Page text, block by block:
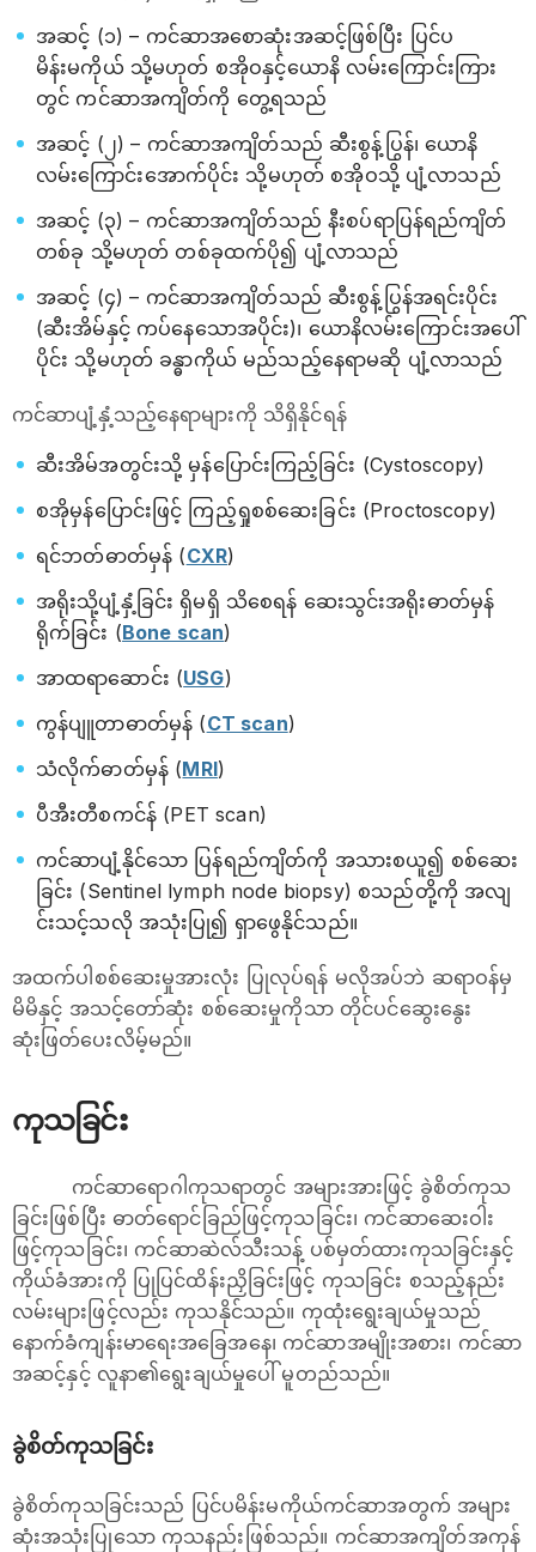
အဆင့် (၁) – ကင်ဆာအစောဆုံးအဆင့်ဖြစ်ပြီး ပြင်ပ
မိန်းမကိုယ် သို့မဟုတ် စအိုဝနှင့်ယောနိ လမ်းကြောင်းကြား
တွင် ကင်ဆာအကျိတ်ကို တွေ့ရသည်
အဆင့် (၂) – ကင်ဆာအကျိတ်သည် ဆီးစွန့်ပြွန်၊ ယောနိ
လမ်းကြောင်းအောက်ပိုင်း သို့မဟုတ် စအိုဝသို့ ပျံ့လာသည်
အဆင့် (၃) – ကင်ဆာအကျိတ်သည် နီးစပ်ရာပြန်ရည်ကျိတ်
တစ်ခု သို့မဟုတ် တစ်ခုထက်ပို၍ ပျံ့လာသည်
အဆင့် (၄) – ကင်ဆာအကျိတ်သည် ဆီးစွန့်ပြွန်အရင်းပိုင်း
(ဆီးအိမ်နှင့် ကပ်နေသောအပိုင်း)၊ ယောနိလမ်းကြောင်းအပေါ်
ပိုင်း သို့မဟုတ် ခန္ဓာကိုယ် မည်သည့်နေရာမဆို ပျံ့လာသည်
ကင်ဆာပျံ့နှံ့သည့်နေရာများကို သိရှိနိုင်ရန်
ဆီးအိမ်အတွင်းသို့ မှန်ပြောင်းကြည့်ခြင်း (Cystoscopy)
စအိုမှန်ပြောင်းဖြင့် ကြည့်ရှုစစ်ဆေးခြင်း (Proctoscopy)
ရင်ဘတ်ဓာတ်မှန် (CXR)
အရိုးသို့ပျံ့နှံ့ခြင်း ရှိမရှိ သိစေရန် ဆေးသွင်းအရိုးဓာတ်မှန်
ရိုက်ခြင်း (Bone scan)
အာထရာဆောင်း (USG)
ကွန်ပျူတာဓာတ်မှန် (CT scan)
သံလိုက်ဓာတ်မှန် (MRI)
ပီအီးတီစကင်န် (PET scan)
ကင်ဆာပျံ့နိုင်သော ပြန်ရည်ကျိတ်ကို အသားစယူ၍ စစ်ဆေး
ခြင်း (Sentinel lymph node biopsy) စသည်တို့ကို အလျ
င်းသင့်သလို အသုံးပြု၍ ရှာဖွေနိုင်သည်။
အထက်ပါစစ်ဆေးမှုအားလုံး ပြုလုပ်ရန် မလိုအပ်ဘဲ ဆရာဝန်မှ
မိမိနှင့် အသင့်တော်ဆုံး စစ်ဆေးမှုကိုသာ တိုင်ပင်ဆွေးနွေး
ဆုံးဖြတ်ပေးလိမ့်မည်။
ကုသခြင်း
ကင်ဆာရောဂါကုသရာတွင် အများအားဖြင့် ခွဲစိတ်ကုသ
ခြင်းဖြစ်ပြီး ဓာတ်ရောင်ခြည်ဖြင့်ကုသခြင်း၊ ကင်ဆာဆေးဝါး
ဖြင့်ကုသခြင်း၊ ကင်ဆာဆဲလ်သီးသန့် ပစ်မှတ်ထားကုသခြင်းနှင့်
ကိုယ်ခံအားကို ပြုပြင်ထိန်းညှိခြင်းဖြင့် ကုသခြင်း စသည့်နည်း
လမ်းများဖြင့်လည်း ကုသနိုင်သည်။ ကုထုံး‌ရွေးချယ်မှုသည်
နောက်ခံကျန်းမာရေးအခြေအနေ၊ ကင်ဆာအမျိုးအစား၊ ကင်ဆာ
အဆင့်နှင့် လူနာ၏ရွေးချယ်မှုပေါ် မူတည်သည်။
ခွဲစိတ်ကုသခြင်း
ခွဲစိတ်ကုသခြင်းသည် ပြင်ပမိန်းမကိုယ်ကင်ဆာအတွက် အများ
ဆုံးအသုံးပြုသော ကုသနည်းဖြစ်သည်။ ကင်ဆာအကျိတ်အကုန်